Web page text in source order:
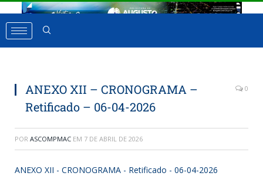
ANEXO XII – CRONOGRAMA –
Retificado – 06-04-2026
0
POR ASCOMPMAC EM 7 DE ABRIL DE 2026
ANEXO XII - CRONOGRAMA - Retificado - 06-04-2026